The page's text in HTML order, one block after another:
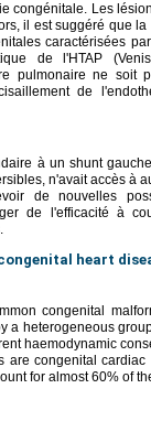
congénitale. Les
il est suggéré que
caractérisées
de l'HTAP
pulmonaire ne soit
de
à un shunt
n'avait accès à
de nouvelles
de l'efficacité à
heart
congenital
a heterogeneous
haemodynamic
congenital
for almost 60% of